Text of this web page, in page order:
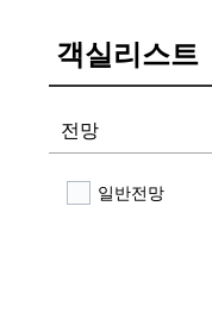
ㆍ위 혜택은 해
객실리스트
전망
일반전망